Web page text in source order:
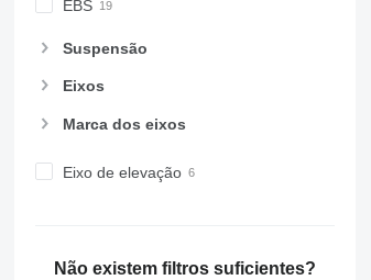
EBS
Suspensão
Eixos
Marca dos eixos
Eixo de elevação
Não existem filtros suficientes?